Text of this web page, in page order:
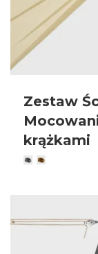
Zestaw
krążkami